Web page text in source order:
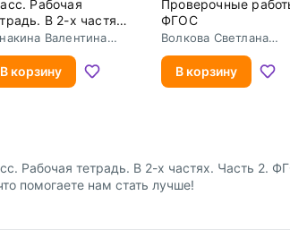
Рабочая
В 2-х частях.
2. ФГОС
Валентина
В корзину
Проверочные
ФГОС
Волкова Светлана
В корзину
Рабочая тетрадь. В 2-х частях. Часть 2.
помогаете нам стать лучше!